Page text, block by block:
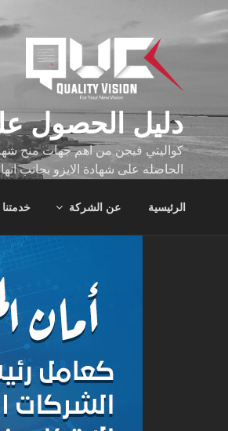
دليل الحصول
كواليتي فيجن من اهم جهات منح
الحاصله على شهادة الايزو بجانب
الرئيسية عن الشركة خدمتنا